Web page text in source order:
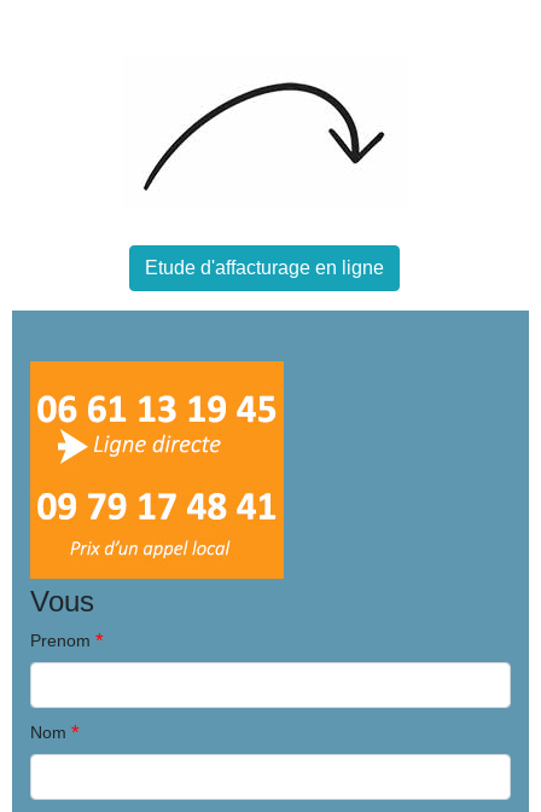
Etude d'affacturage en ligne
Vous
Prenom *
Nom *